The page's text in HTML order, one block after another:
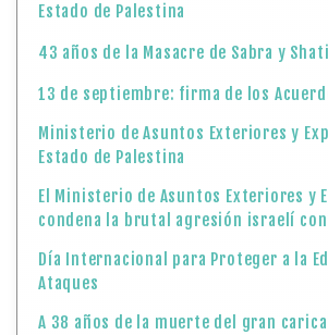
Estado de Palestina
43 años de la Masacre de Sabra y
13 de septiembre: firma de los
Ministerio de Asuntos Exteriores y
Estado de Palestina
El Ministerio de Asuntos Exteriores y
condena la brutal agresión israelí
Día Internacional para Proteger a la
Ataques
A 38 años de la muerte del gran